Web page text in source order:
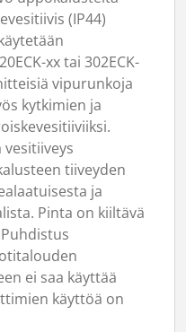
(IP44)
xx tai 302ECK-
vipurunkoja
kytkimien ja
tiiveyden
ja
Pinta on kiiltävä
ei saa käyttää
käyttöä on